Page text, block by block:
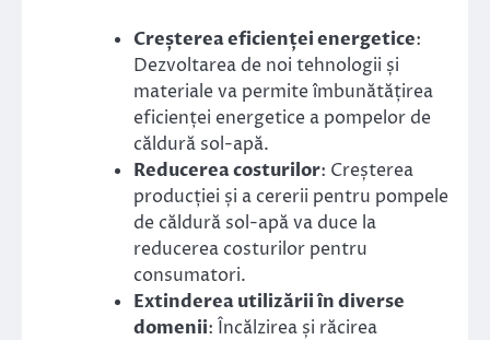
Creșterea eficienței energetice:
Dezvoltarea de noi tehnologii și
materiale va permite îmbunătățirea
eficienței energetice a pompelor de
căldură sol-apă.
Reducerea costurilor: Creșterea
producției și a cererii pentru pompele
de căldură sol-apă va duce la
reducerea costurilor pentru
consumatori.
Extinderea utilizării în diverse
domenii: Încălzirea și răcirea